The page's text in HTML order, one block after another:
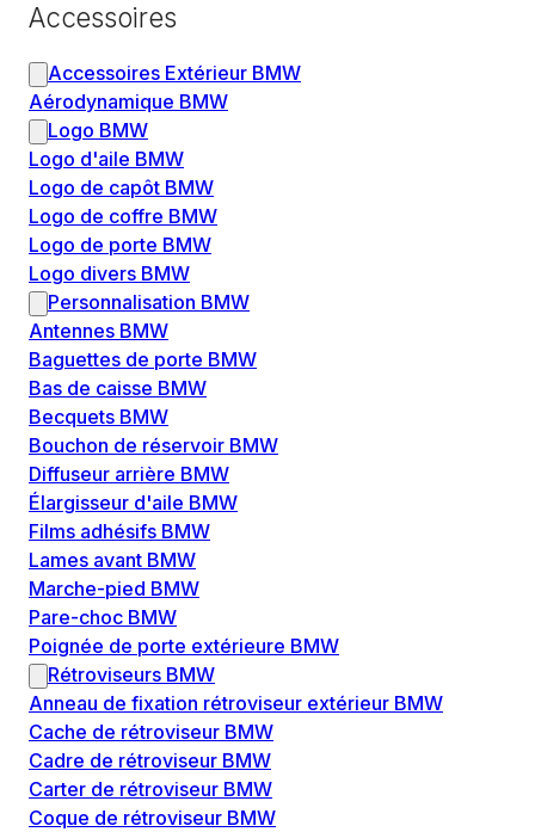
Accessoires
Accessoires Extérieur BMW
Aérodynamique BMW
Logo BMW
Logo d'aile BMW
Logo de capôt BMW
Logo de coffre BMW
Logo de porte BMW
Logo divers BMW
Personnalisation BMW
Antennes BMW
Baguettes de porte BMW
Bas de caisse BMW
Becquets BMW
Bouchon de réservoir BMW
Diffuseur arrière BMW
Élargisseur d'aile BMW
Films adhésifs BMW
Lames avant BMW
Marche-pied BMW
Pare-choc BMW
Poignée de porte extérieure BMW
Rétroviseurs BMW
Anneau de fixation rétroviseur extérieur BMW
Cache de rétroviseur BMW
Cadre de rétroviseur BMW
Carter de rétroviseur BMW
Coque de rétroviseur BMW